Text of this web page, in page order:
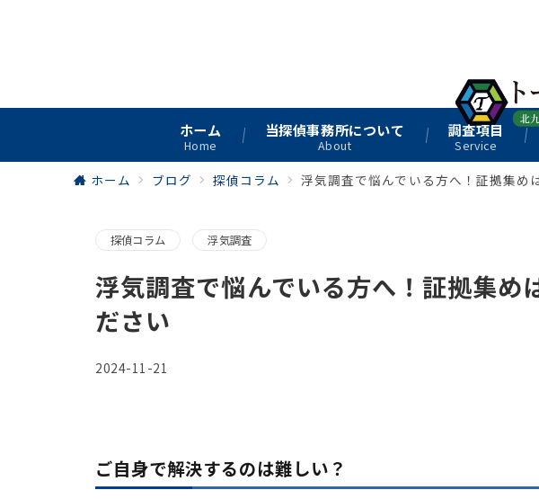
ホーム
Home
当探偵事務所について
About
調査項目
Service
ホーム ブログ 探偵コラム 浮気調査で悩んでいる方へ！証拠集め
探偵コラム 浮気調査
浮気調査で悩んでいる方へ！証拠集め
ださい
2024-11-21
ご自身で解決するのは難しい？